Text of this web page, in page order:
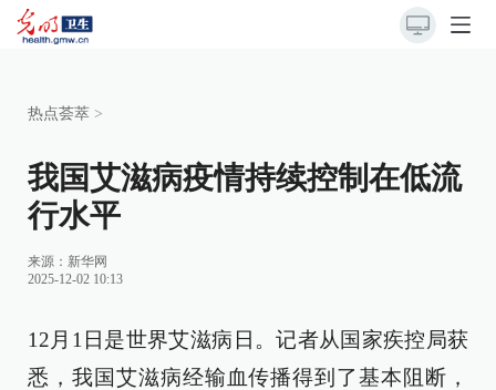
热点荟萃 >
我国艾滋病疫情持续控制在低流
行水平
来源： 新华网
2025-12-02 10:13
12月1日是世界艾滋病日。记者从国家疾控局获
悉，我国艾滋病经输血传播得到了基本阻断，